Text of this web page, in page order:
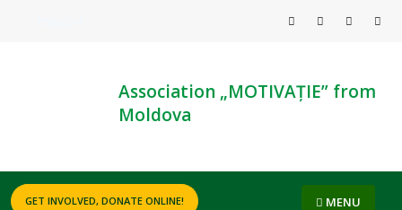
Association „MOTIVAȚIE” from
Moldova
GET INVOLVED, DONATE ONLINE! MENU